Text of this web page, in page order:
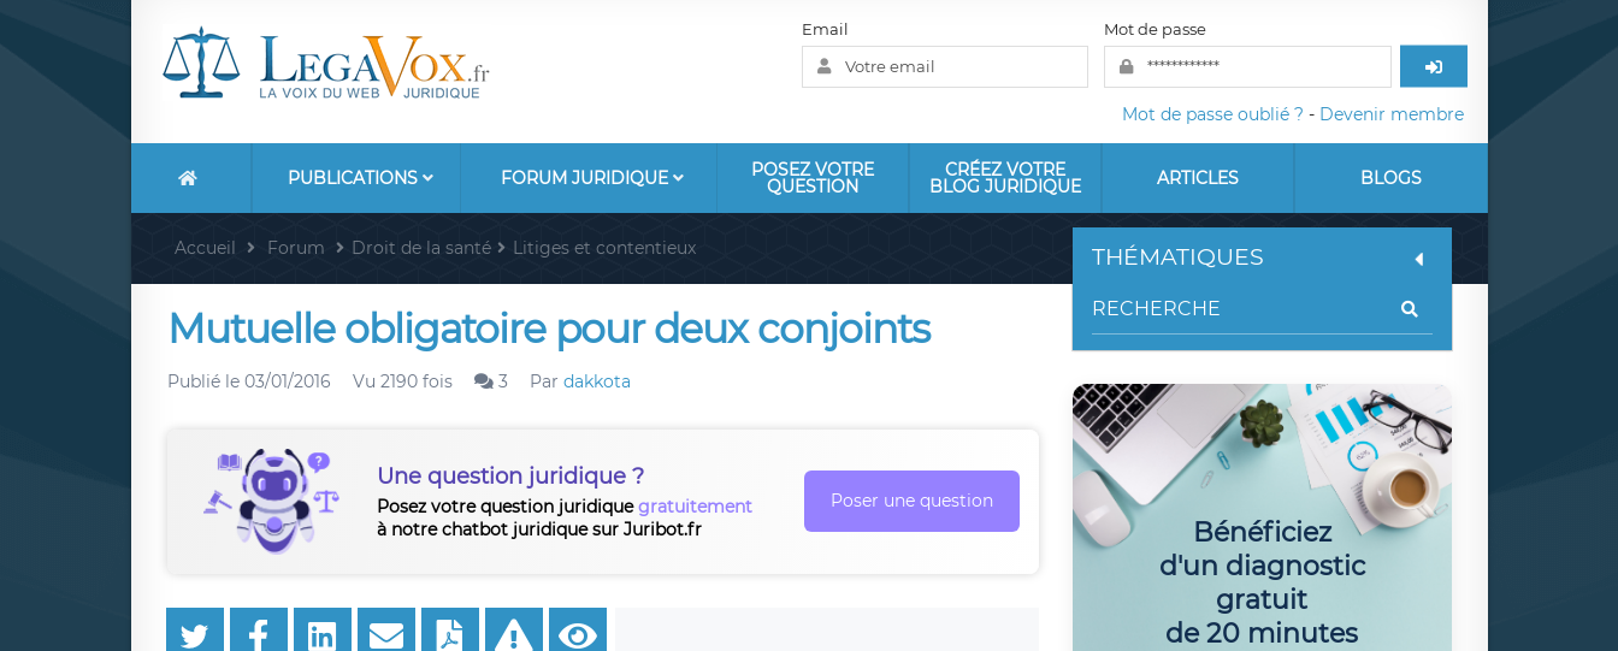
Email Mot de passe
Mot de passe oublié ? - Devenir membre
PUBLICATIONS FORUM JURIDIQUE POSEZ VOTRE
QUESTION
CRÉEZ VOTRE
BLOG JURIDIQUE ARTICLES BLOGS
Accueil Forum Droit de la santé Litiges et contentieux
Mutuelle obligatoire pour deux conjoints
Publié le 03/01/2016 Vu 2190 fois 3 Par dakkota
Une question juridique ?
Posez votre question juridiquegratuitement
à notre chatbot juridique sur Juribot.fr
Poser une question
THÉMATIQUES
Bénéficiez
d'un diagnostic
gratuit
de 20 minutes